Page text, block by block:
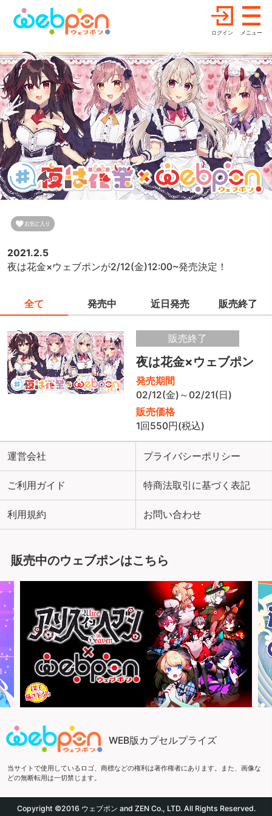
ログイン メニュー
2021.2.5
夜は花金×ウェブポンが2/12(金)12:00~発売決定！
全て 発売中 近日発売 販売終了
販売終了
夜は花金×ウェブポン
発売期間
02/12(金)～02/21(日)
販売価格
1回550円(税込)
運営会社 プライバシーポリシー
ご利用ガイド 特商法取引に基づく表記
利用規約 お問い合わせ
販売中のウェブポンはこちら
WEB版カプセルプライズ
当サイトで使用しているロゴ、商標などの権利は著作権者にあります。また、画像な
どの無断転用は一切禁じます。
Copyright ©2016 ウェブポン and ZEN Co., LTD. All Rights Reserved.